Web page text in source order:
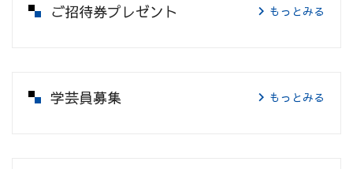
ご招待券プレゼント もっとみる
学芸員募集 もっとみる